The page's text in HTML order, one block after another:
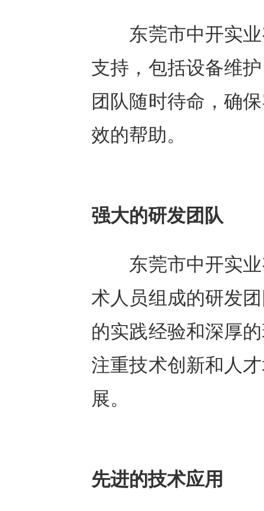
东莞市中开实业
支持，包括设备维
团队随时待命，确
效的帮助。
强大的研发团队
东莞市中开实业
术人员组成的研发
的实践经验和深厚
注重技术创新和人
展。
先进的技术应用